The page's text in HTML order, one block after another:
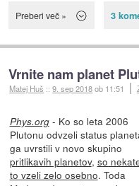
Preberi več » 3
Vrnite nam planet
Matej Huš ::9. sep 2018ob 11:51
Phys.org- Ko so leta 2006
Plutonu odvzeli status
ga uvrstili v novo skupino
pritlikavih planetov, so
to vzeli zelo osebno. Toda